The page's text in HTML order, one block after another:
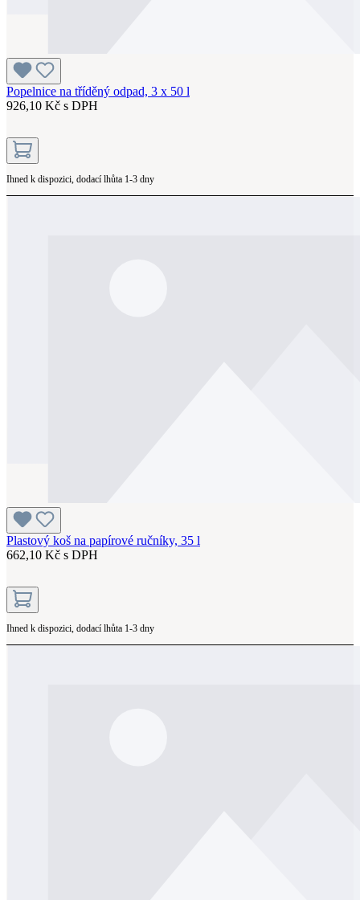
Popelnice na tříděný odpad, 3 x 50 l
926,10 Kč s DPH
Ihned k dispozici, dodací lhůta 1-3 dny
Plastový koš na papírové ručníky, 35 l
662,10 Kč s DPH
Ihned k dispozici, dodací lhůta 1-3 dny